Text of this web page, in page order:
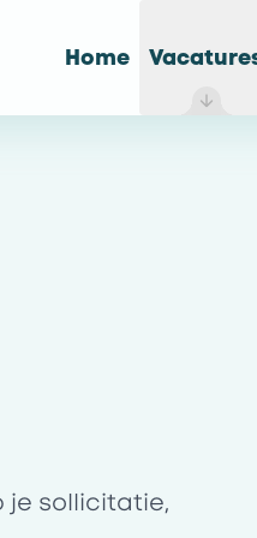
Home
je sollicitatie,